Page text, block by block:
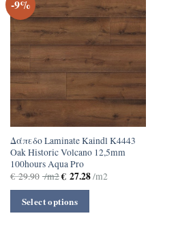
-9%
Δάπεδο Laminate Kaindl K4443
Oak Historic Volcano 12,5mm
100hours Aqua Pro
€29.90 /m2€27.28/m2
Select options